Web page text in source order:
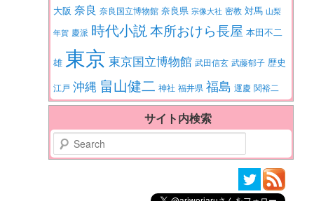
大阪 奈良 奈良国立博物館 奈良県 宗像大社 密教 対馬 山梨
年賀 慶派 時代小説 本所おけら長屋 本田不二
雄 東京 東京国立博物館 武田信玄 武藤郁子 歴史
江戸 沖縄 畠山健二 神社 福井県 福島 運慶 関裕二
サイト内検索
Search